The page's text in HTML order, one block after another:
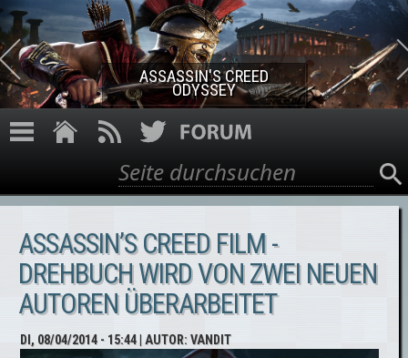
Direkt zum Inhalt
ASSASSIN'S CREED
ODYSSEY
Suchformular
Suche
ASSASSIN’S CREED FILM -
DREHBUCH WIRD VON ZWEI NEUEN
AUTOREN ÜBERARBEITET
DI, 08/04/2014 - 15:44| AUTOR:VANDIT